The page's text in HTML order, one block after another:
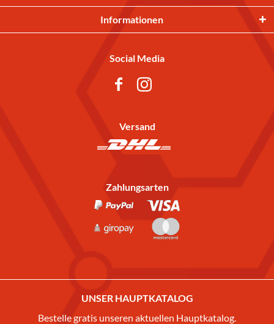
Informationen
Social Media
Versand
Zahlungsarten
UNSER HAUPTKATALOG
Bestelle gratis unseren aktuellen Hauptkatalog.